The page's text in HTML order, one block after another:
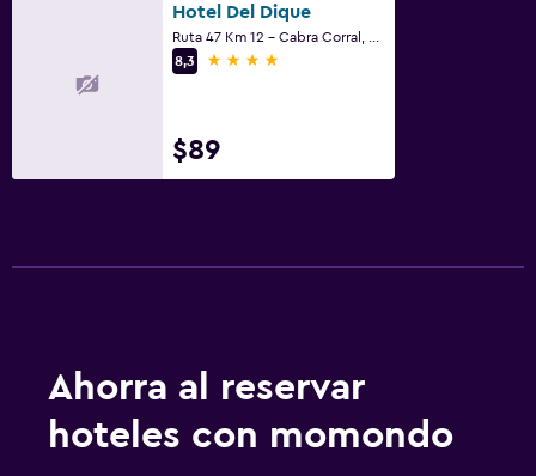
Estacionamiento y transporte
Salud y seguridad
Limpieza diaria
Hotel Del Dique
8,3
4 estrellas
$89
Ahorra al reservar
hoteles con momondo